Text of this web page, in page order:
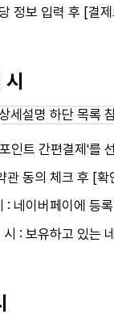
정보 입력 후 [결
인트 간편결제'를
관 동의 체크 후 [
: 네이버페이에 등
: 보유하고 있는